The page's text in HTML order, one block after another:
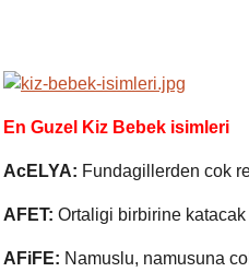
En Guzel Kiz Bebek isimleri
AcELYA: Fundagillerden cok
AFET: Ortaligi birbirine
AFiFE: Namuslu, namusuna